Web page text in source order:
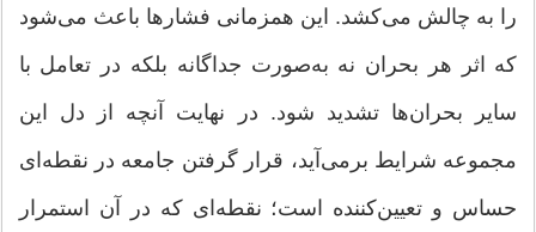
را به چالش می‌کشد. این همزمانی فشارها باعث می‌شود
که اثر هر بحران نه به‌صورت جداگانه بلکه در تعامل با
سایر بحران‌ها تشدید شود. در نهایت آنچه از دل این
مجموعه شرایط برمی‌آید، قرار گرفتن جامعه در نقطه‌ای
حساس و تعیین‌کننده است؛ نقطه‌ای که در آن استمرار